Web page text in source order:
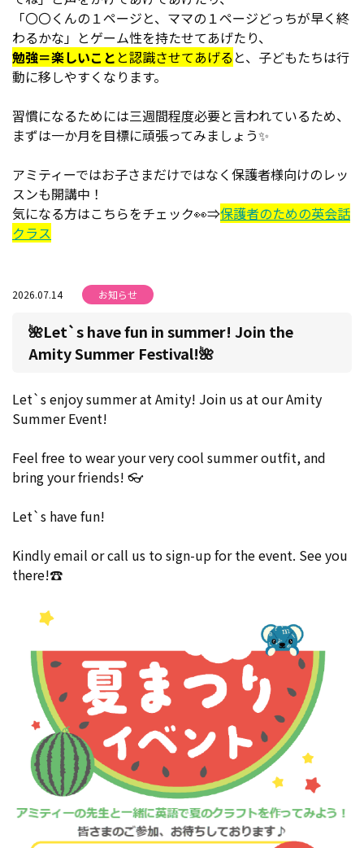
「〇〇くんの１ページと、ママの１ページどっちが早く終
わるかな」とゲーム性を持たせてあげたり、
勉強＝楽しいこと と認識させてあげる と、子どもたちは行
動に移しやすくなります。
習慣になるためには三週間程度必要と言われているため、
まずは一か月を目標に頑張ってみましょう✨
アミティーではお子さまだけではなく保護者様向けのレッ
スンも開講中！
気になる方はこちらをチェック👀⇒保護者のための英会話
クラス
2026.07.14 お知らせ
🌺Let`s have fun in summer! Join the
Amity Summer Festival!🌺
Let`s enjoy summer at Amity! Join us at our Amity
Summer Event!
Feel free to wear your very cool summer outfit, and
bring your friends! 👓
Let`s have fun!
Kindly email or call us to sign-up for the event. See you
there!☎